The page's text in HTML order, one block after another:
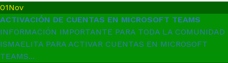
01Nov
ACTIVACIÓN DE CUENTAS EN MICROSOFT TEAMS
INFORMACIÓN IMPORTANTE PARA TODA LA COMUNIDAD
ISMAELITA PARA ACTIVAR CUENTAS EN MICROSOFT
TEAMS...